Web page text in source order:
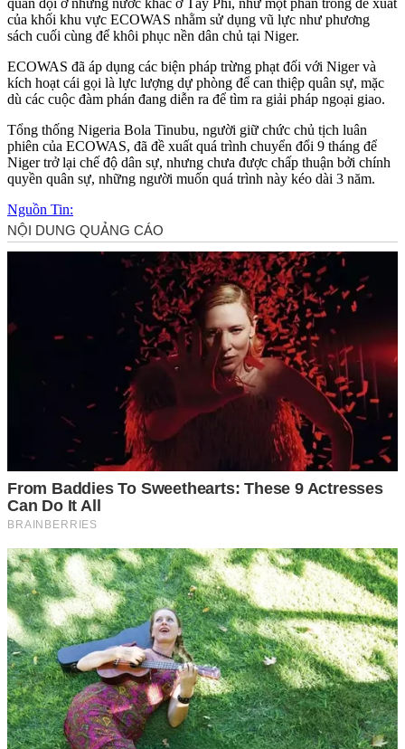
của khối khu vực ECOWAS nhằm sử dụng vũ lực như phương
sách cuối cùng để khôi phục nền dân chủ tại Niger.
ECOWAS đã áp dụng các biện pháp trừng phạt đối với Niger và
kích hoạt cái gọi là lực lượng dự phòng để can thiệp quân sự, mặc
dù các cuộc đàm phán đang diễn ra để tìm ra giải pháp ngoại giao.
Tổng thống Nigeria Bola Tinubu, người giữ chức chủ tịch luân
phiên của ECOWAS, đã đề xuất quá trình chuyển đổi 9 tháng để
Niger trở lại chế độ dân sự, nhưng chưa được chấp thuận bởi chính
quyền quân sự, những người muốn quá trình này kéo dài 3 năm.
Nguồn Tin: